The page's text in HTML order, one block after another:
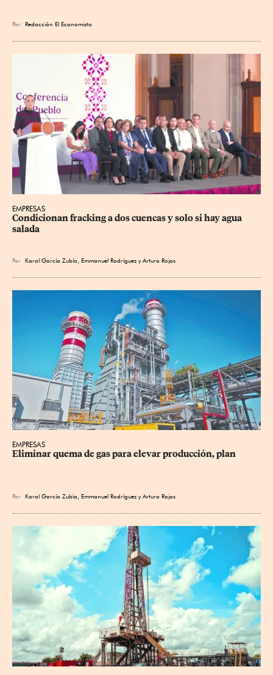
Por Redacción El Economista
EMPRESAS
Condicionan fracking a dos cuencas y solo si hay agua
salada
Por Karol García Zubía Emmanuel Rodríguez yArturo Rojas
EMPRESAS
Eliminar quema de gas para elevar producción, plan
Por Karol García Zubía Emmanuel Rodríguez yArturo Rojas